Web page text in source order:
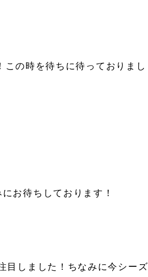
の時を待ちに待っておりまし
お待ちしております！
目しました！ちなみに今シーズ